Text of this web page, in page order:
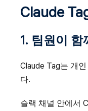
Claude
1. 팀원이
Claude Tag는 개
다.
슬랙 채널 안에서